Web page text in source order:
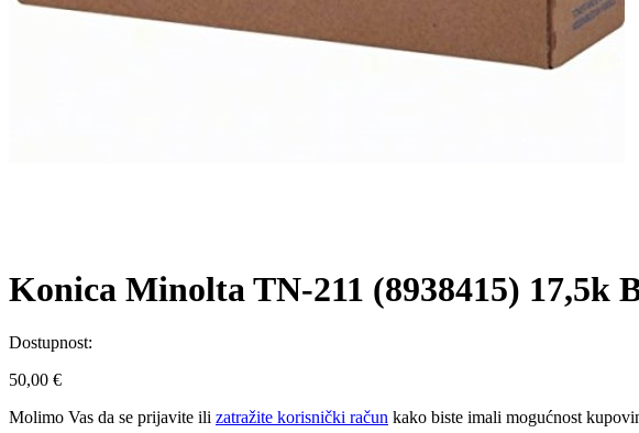
Konica Minolta TN-211 (8938415) 17,5k
Dostupnost:
50,00 €
Molimo Vas da se prijavite ili zatražite korisnički račun kako biste imali mogućnost